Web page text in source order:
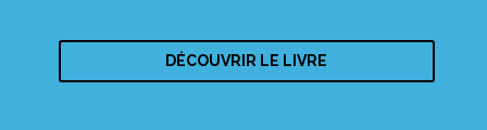
DÉCOUVRIR LE LIVRE